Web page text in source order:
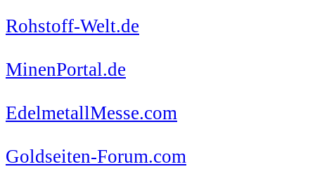
Rohstoff-Welt.de
MinenPortal.de
EdelmetallMesse.com
Goldseiten-Forum.com